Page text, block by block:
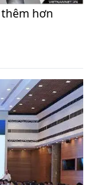
hơn